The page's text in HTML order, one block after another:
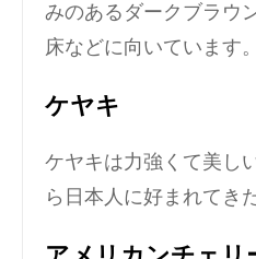
みのあるダークブラウ
床などに向いていま
ケヤキ
ケヤキは力強くて美し
ら日本人に好まれて